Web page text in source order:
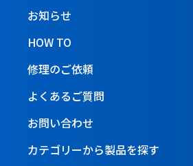
お知らせ
HOW TO
修理のご依頼
よくあるご質問
お問い合わせ
カテゴリーから製品を探す